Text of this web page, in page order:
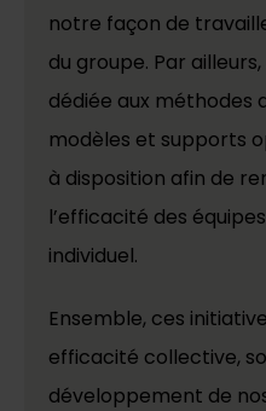
notre façon de
du groupe. Par
dédiée aux méthodes
modèles et supports
à disposition afin de
l’efficacité des
individuel.
Ensemble, ces
efficacité collective,
développement de